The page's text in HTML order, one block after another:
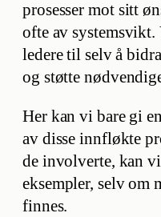
prosesser mot sitt
ofte av
ledere til selv å
og støtte
Her kan vi bare gi
av disse innfløkte
de involverte, kan
eksempler, selv om
finnes.